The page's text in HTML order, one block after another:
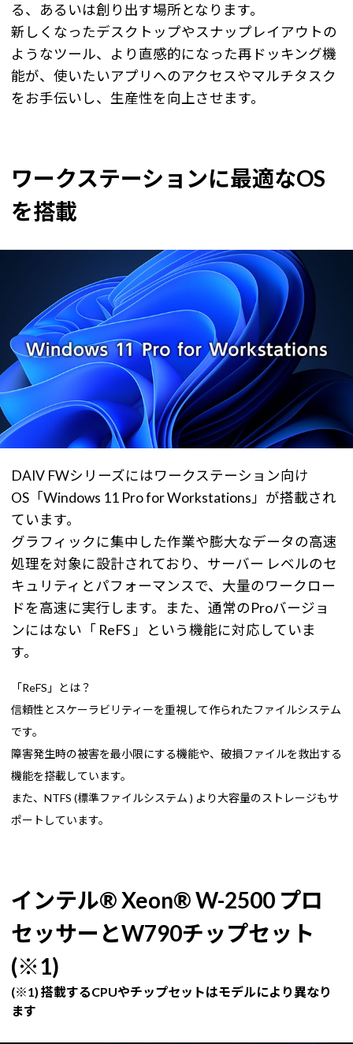
る、あるいは創り出す場所となります。
新しくなったデスクトップやスナップレイアウトの
ようなツール、より直感的になった再ドッキング機
能が、使いたいアプリへのアクセスやマルチタスク
をお手伝いし、生産性を向上させます。
ワークステーションに最適なOS
を搭載
DAIV FWシリーズにはワークステーション向け
OS「Windows 11 Pro for Workstations」が搭載され
ています。
グラフィックに集中した作業や膨大なデータの高速
処理を対象に設計されており、サーバー レベルのセ
キュリティとパフォーマンスで、大量のワークロー
ドを高速に実行します。また、通常のProバージョ
ンにはない「 ReFS 」という機能に対応していま
す。
「ReFS」とは？
信頼性とスケーラビリティーを重視して作られたファイルシステム
です。
障害発生時の被害を最小限にする機能や、破損ファイルを救出する
機能を搭載しています。
また、NTFS (標準ファイルシステム ) より大容量のストレージもサ
ポートしています。
インテル® Xeon® W-2500 プロ
セッサーとW790チップセット
(※1)
(※1) 搭載するCPUやチップセットはモデルにより異なり
ます